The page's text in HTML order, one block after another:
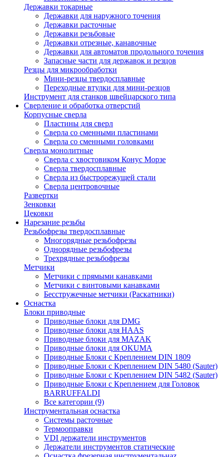
Державки токарные
Державки для наружного точения
Державки расточные
Державки резьбовые
Державки отрезные, канавочные
Державки для автоматов продольного точения
Запасные части для державок и резцов
Резцы для микрообработки
Мини-резцы твердосплавные
Переходные втулки для мини-резцов
Инструмент для станков швейцарского типа
Сверление и обработка отверстий
Корпусные сверла
Пластины для сверл
Сверла со сменными пластинами
Сверла со сменными головками
Сверла монолитные
Сверла с хвостовиком Конус Морзе
Сверла твердосплавные
Сверла из быстрорежущей стали
Сверла центровочные
Развертки
Зенковки
Цековки
Нарезание резьбы
Резьбофрезы твердосплавные
Многорядные резьбофрезы
Однорядные резьбофрезы
Трехрядные резьбофрезы
Метчики
Метчики с прямыми канавками
Метчики с винтовыми канавками
Бесстружечные метчики (Раскатники)
Оснастка
Блоки приводные
Приводные блоки для DMG
Приводные блоки для HAAS
Приводные блоки для MAZAK
Приводные блоки для OKUMA
Приводные Блоки с Креплением DIN 1809
Приводные Блоки с Креплением DIN 5480 (Sauter)
Приводные Блоки с Креплением DIN 5482 (Sauter)
Приводные Блоки с Креплением для Головок
BARRUFFALDI
Все категории (9)
Инструментальная оснастка
Системы расточные
Термооправки
VDI держатели инструментов
Держатели инструментов статические